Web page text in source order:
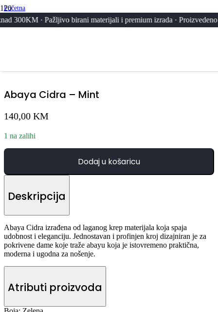
birani materijali i premium izrada · Proizvedeno u UAE,
Početna
Svi Proizvodi
Abaya Cidra – Mint
140,00 KM
1 na zalihi
Dodaj u košaricu
Deskripcija
Abaya Cidra izrađena od laganog krep materijala koja spaja
udobnost i eleganciju. Jednostavan i profinjen kroj dizajniran je za
pokrivene dame koje traže abayu koja je istovremeno praktična,
moderna i ugodna za nošenje.
Atributi proizvoda